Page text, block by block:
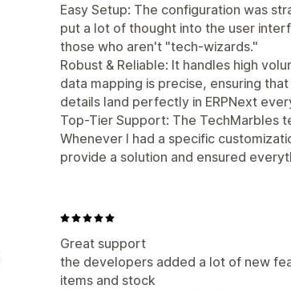
Easy Setup: The configuration was
put a lot of thought into the user
those who aren't "tech-wizards."
Robust & Reliable: It handles high
data mapping is precise, ensuring
details land perfectly in ERPNext
Top-Tier Support: The TechMarbles
Whenever I had a specific
provide a solution and ensured
Great support
the developers added a lot of new
items and stock